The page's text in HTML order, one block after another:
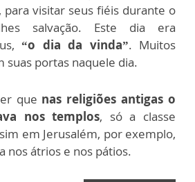
para visitar seus fiéis durante o
salvação. Este dia era
“o dia da vinda”. Muitos
suas portas naquele dia.
que nas religiões antigas o
nos templos, só a classe
em Jerusalém, por exemplo,
nos átrios e nos pátios.